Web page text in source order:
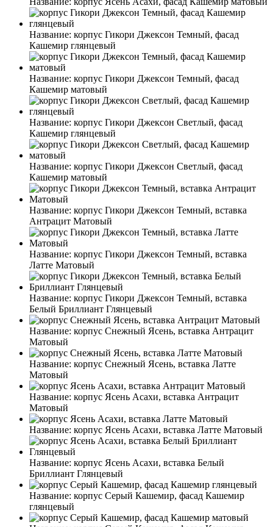
Название: корпус Гикори Джексон Темный, фасад
Кашемир глянцевый
Название: корпус Гикори Джексон Темный, фасад
Кашемир матовый
Название: корпус Гикори Джексон Светлый, фасад
Кашемир глянцевый
Название: корпус Гикори Джексон Светлый, фасад
Кашемир матовый
Название: корпус Гикори Джексон Темный, вставка
Антрацит Матовый
Название: корпус Гикори Джексон Темный, вставка
Латте Матовый
Название: корпус Гикори Джексон Темный, вставка
Белый Бриллиант Глянцевый
Название: корпус Снежный Ясень, вставка Антрацит
Матовый
Название: корпус Снежный Ясень, вставка Латте
Матовый
Название: корпус Ясень Асахи, вставка Антрацит
Матовый
Название: корпус Ясень Асахи, вставка Латте Матовый
Название: корпус Ясень Асахи, вставка Белый
Бриллиант Глянцевый
Название: корпус Серый Кашемир, фасад Кашемир
глянцевый